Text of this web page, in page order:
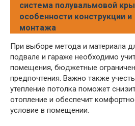
система полувальмовой
особенности конструкции и
монтажа
При выборе метода и материала
подвале и гараже необходимо
помещения, бюджетные
предпочтения. Важно также
утепление потолка поможет
отопление и обеспечит
условие в помещении.